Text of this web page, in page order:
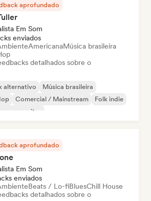
aprofundado
Em Som
enviados
AmericanaMúsica brasileira
detalhados sobre o
alternativo
Música brasileira
Comercial / Mainstream
Folk indie
compositor
aprofundado
Em Som
enviados
Beats / Lo-fiBluesChill House
detalhados sobre o